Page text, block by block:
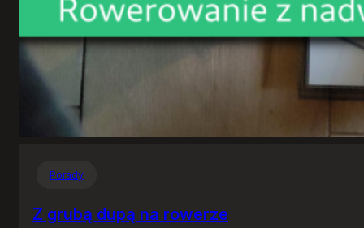
Porady
Z grubą dupą na rowerze